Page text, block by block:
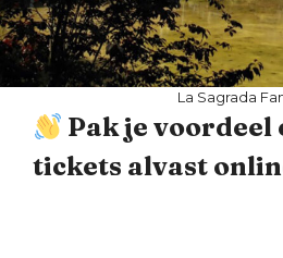
La Sagrada
Pak je voordeel
tickets alvast